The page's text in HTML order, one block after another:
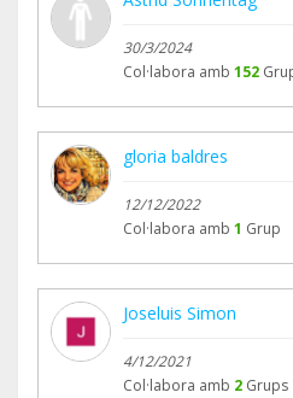
30/3/2024
Col·labora amb 152
gloria baldres
12/12/2022
Col·labora amb 1 Grup
Joseluis Simon
4/12/2021
Col·labora amb 2 Grups